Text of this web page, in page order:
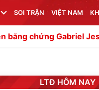
SOI TRẬN VIỆT NAM
Jesus sắp cập
LTĐ HÔM NAY